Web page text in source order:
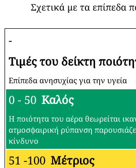
Σχετικά με τα επίπεδα
-
Τιμές του δείκτη
Επίπεδα ανησυχίας για την υγεία
0 - 50 Καλός
Η ποιότητα του αέρα θεωρείται
ατμοσφαιρική ρύπανση
κίνδυνο
51 -100 Μέτριος